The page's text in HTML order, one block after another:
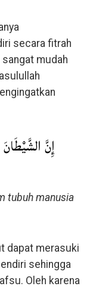
secara fitrah
mudah
إِنَّ
tubuh manusia
dapat merasuki
sehingga
Oleh karena